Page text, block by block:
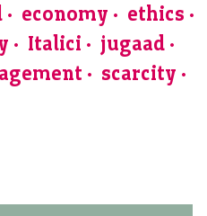
economy
ethics
Italici
jugaad
scarcity